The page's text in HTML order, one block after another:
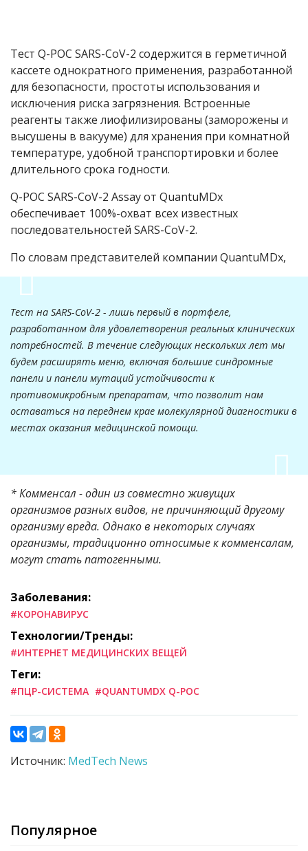
Тест Q-POC SARS-CoV-2 содержится в герметичной
кассете однократного применения, разработанной
для безопасности, простоты использования и
исключения риска загрязнения. Встроенные
реагенты также лиофилизированы (заморожены и
высушены в вакууме) для хранения при комнатной
температуре, удобной транспортировки и более
длительного срока годности.
Q-POC SARS-CoV-2 Assay от QuantuMDx
обеспечивает 100%-охват всех известных
последовательностей SARS-CoV-2.
По словам представителей компании QuantuMDx,
Тест на SARS-CoV-2 - лишь первый в портфеле,
разработанном для удовлетворения реальных клинических
потребностей. В течение следующих нескольких лет мы
будем расширять меню, включая большие синдромные
панели и панели мутаций устойчивости к
противомикробным препаратам, что позволит нам
оставаться на переднем крае молекулярной диагностики в
местах оказания медицинской помощи.
* Комменсал - один из совместно живущих
организмов разных видов, не причиняющий другому
организму вреда. Однако в некоторых случаях
организмы, традиционно относимые к комменсалам,
могут стать патогенными.
Заболевания:
#КОРОНАВИРУС
Технологии/Тренды:
#ИНТЕРНЕТ МЕДИЦИНСКИХ ВЕЩЕЙ
Теги:
#ПЦР-СИСТЕМА #QUANTUMDX Q-POC
Источник: MedTech News
Популярное